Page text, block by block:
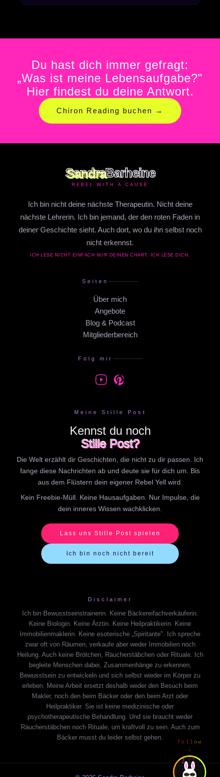
Du hast dich immer gefragt:
„Was ist meine Lebensaufgabe?"
Hier findest du deine Antwort.
Chiron Reading buchen →
SandraBarheine
REBEL WITH A CAUSE
Ich bin nicht deine nächste Therapeutin. Nicht deine
nächste Lehrerin. Ich bin jemand, der den roten Faden in
deiner Geschichte sieht. Auch dort, wo du ihn selbst noch
nicht erkennst.
ICH LESE NICHT EINFACH NUR DEINEN CHART. ICH LESE DICH.
Seiten
Über mich
Angebote
Blog & Podcast
Mitgliederbereich
Folg mir
Meine Stille Post
Kennst du noch
Stille Post?
Die Welt erzählt dir Geschichten, die nicht zu dir passen. Ich
fange diese Nachrichten ab und deute sie für dich um. Bis
aus dem Flüstern dein eigener Rebel Yell wird.
Kein Freebie-Müll. Keine Hausaufgaben. Nur Impulse, die
dein inneres Wissen wachklicken.
Lass uns Stille Post spielen
Ich bin noch nicht bereit
Disclaimer
Ich bin Bewusstseinstrainerin. Keine Bäckereifachverkäuferin.
Keine Biologin. Keine Ärztin. Keine Heilpraktikerin. Keine
Immobilienmaklerin. Keine esoterische „Spiritante". Ich spreche
zwar oft von Räumen, verkaufe aber weder Immobilien noch
Heilung. Auch keine Brötchen, Räucherstäbchen oder Rituale. Ich
begleite Menschen dabei, Zusammenhänge zu erkennen,
Bewusstsein zu entwickeln und sich selbst wieder im Körper zu
erleben. Meine Arbeit ersetzt deshalb weder den Besuch beim
Makler, noch den beim Bäcker oder den beim Arzt oder
Heilpraktiker. Sie ist keine medizinische oder
psychotherapeutische Behandlung. Und sie braucht weder
Räucherstäbchen noch Rituale, um kraftvoll zu sein. Auch zum
Bäcker musst du leider selbst gehen.
follow